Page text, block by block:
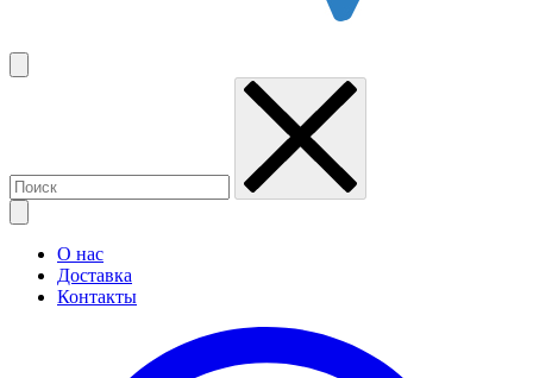
О нас
Доставка
Контакты